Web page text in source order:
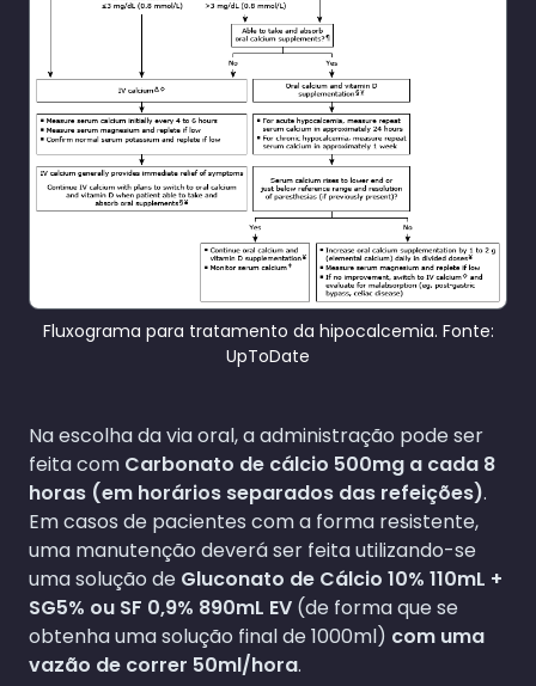
Fluxograma para tratamento da hipocalcemia. Fonte:
UpToDate
Na escolha da via oral, a administração pode ser
feita com Carbonato de cálcio 500mg a cada 8
horas (em horários separados das refeições).
Em casos de pacientes com a forma resistente,
uma manutenção deverá ser feita utilizando-se
uma solução de Gluconato de Cálcio 10% 110mL +
SG5% ou SF 0,9% 890mL EV (de forma que se
obtenha uma solução final de 1000ml) com uma
vazão de correr 50ml/hora.